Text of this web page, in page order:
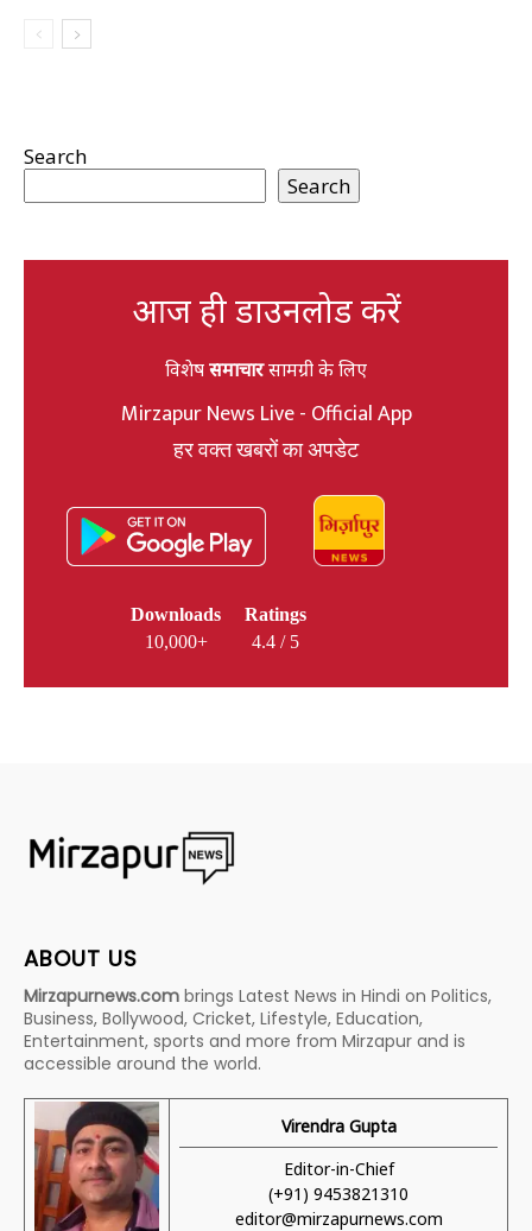
Search
Search
आज ही डाउनलोड करें
विशेषसमाचारसामग्री के लिए
Mirzapur News Live - Official App
हर वक्त खबरों का अपडेट
Downloads
10,000+
Ratings
4.4 / 5
ABOUT US
Mirzapurnews.com brings Latest News in Hindi on Politics,
Business, Bollywood, Cricket, Lifestyle, Education,
Entertainment, sports and more from Mirzapur and is
accessible around the world.
Virendra Gupta
Editor-in-Chief
(+91) 9453821310
editor@mirzapurnews.com